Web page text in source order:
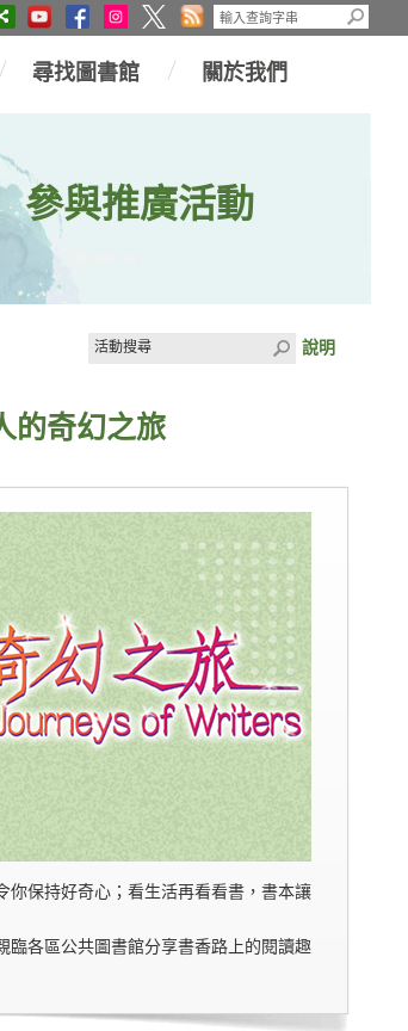
尋找圖書館 關於我們
參與推廣活動
說明
的奇幻之旅
你保持好奇心；看生活再看看書，書本讓
臨各區公共圖書館分享書香路上的閱讀趣